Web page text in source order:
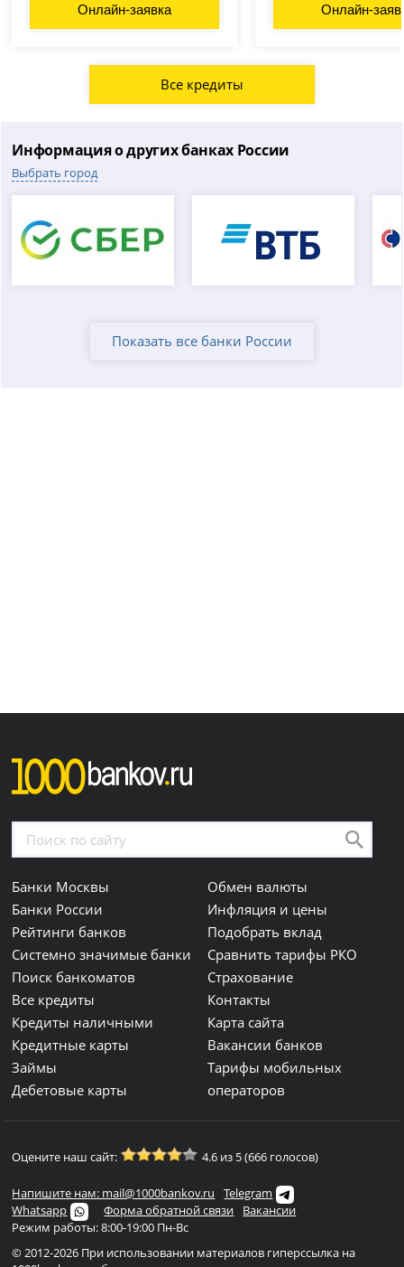
Онлайн-заявка Онлайн-
Все кредиты
Информация о других банках России
Выбрать город
Показать все банки России
Банки Москвы
Банки России
Рейтинги банков
Системно значимые банки
Поиск банкоматов
Все кредиты
Кредиты наличными
Кредитные карты
Займы
Дебетовые карты
Обмен валюты
Инфляция и цены
Подобрать вклад
Сравнить тарифы РКО
Страхование
Контакты
Карта сайта
Вакансии банков
Тарифы мобильных
операторов
Оцените наш сайт: 4.6 из 5 (666 голосов)
Напишите нам: mail@1000bankov.ru
Telegram
Whatsapp
Форма обратной связи
Вакансии
Режим работы: 8:00-19:00 Пн-Вс
© 2012-2026 При использовании материалов гиперссылка на